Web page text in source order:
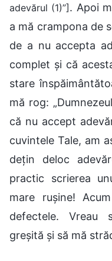
adevărul (1)”]. Apoi
a mă crampona de
de a nu accepta
complet și că
stare
mă rog:
că nu accept
cuvintele Tale, am
dețin deloc
practic scrierea
mare rușine!
defectele. Vreau
greșită și să mă